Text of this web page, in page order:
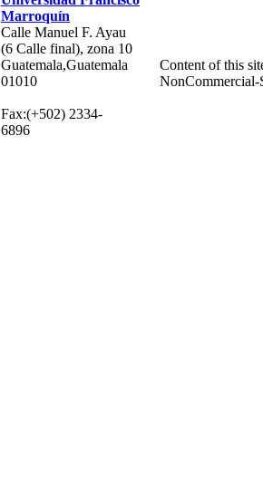
Marroquín
Calle Manuel F. Ayau
(6 Calle final), zona 10
Guatemala,Guatemala
01010
Fax:(+502) 2334-
6896
Content of this
NonCommercial-